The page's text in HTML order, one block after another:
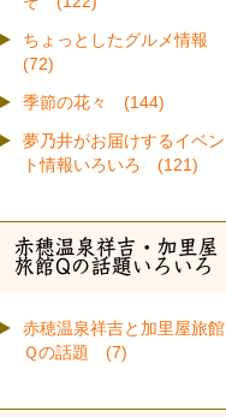
ちょっとしたグルメ情報
(72)
季節の花々 (144)
夢乃井がお届けするイベン
ト情報いろいろ (121)
赤穂温泉祥吉・加里屋
旅館Qの話題いろいろ
赤穂温泉祥吉と加里屋旅館
Ｑの話題 (7)